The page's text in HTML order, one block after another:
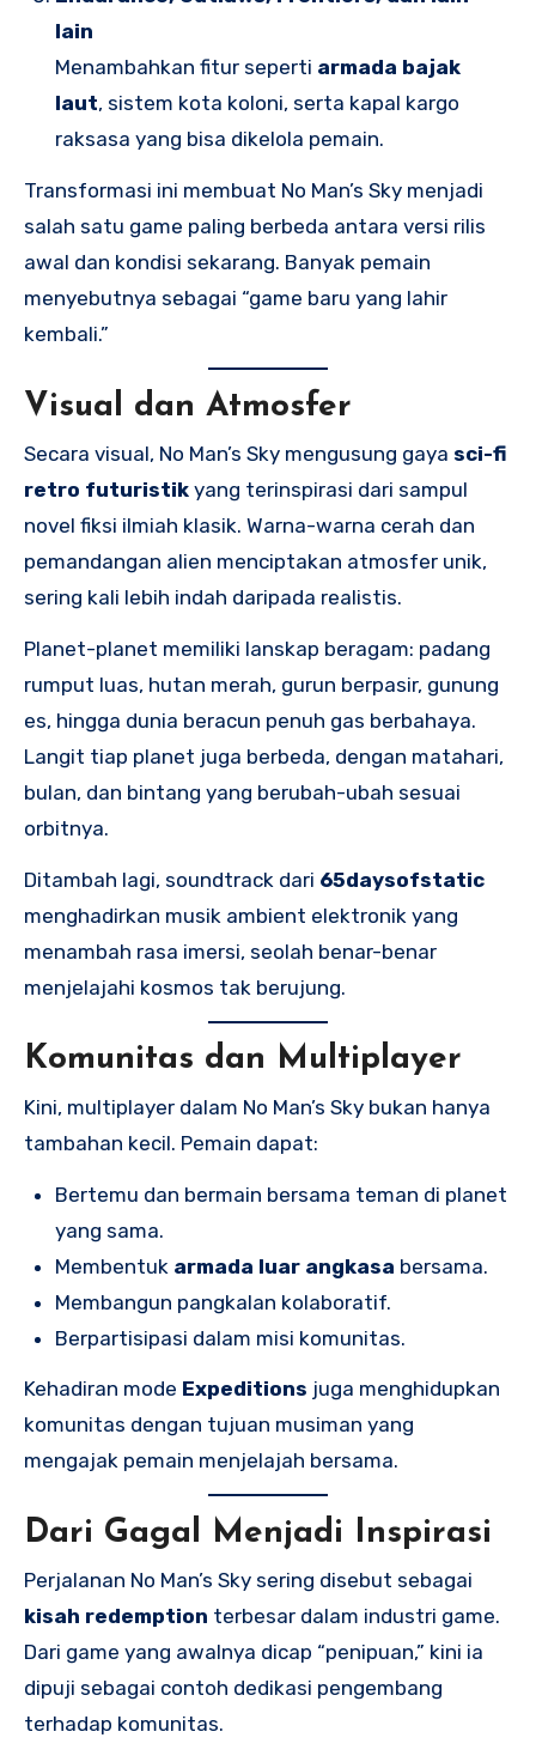
lain
Menambahkan fitur seperti armada bajak
laut, sistem kota koloni, serta kapal kargo
raksasa yang bisa dikelola pemain.
Transformasi ini membuat No Man’s Sky menjadi
salah satu game paling berbeda antara versi rilis
awal dan kondisi sekarang. Banyak pemain
menyebutnya sebagai “game baru yang lahir
kembali.”
Visual dan Atmosfer
Secara visual, No Man’s Sky mengusung gaya sci-fi
retro futuristik yang terinspirasi dari sampul
novel fiksi ilmiah klasik. Warna-warna cerah dan
pemandangan alien menciptakan atmosfer unik,
sering kali lebih indah daripada realistis.
Planet-planet memiliki lanskap beragam: padang
rumput luas, hutan merah, gurun berpasir, gunung
es, hingga dunia beracun penuh gas berbahaya.
Langit tiap planet juga berbeda, dengan matahari,
bulan, dan bintang yang berubah-ubah sesuai
orbitnya.
Ditambah lagi, soundtrack dari 65daysofstatic
menghadirkan musik ambient elektronik yang
menambah rasa imersi, seolah benar-benar
menjelajahi kosmos tak berujung.
Komunitas dan Multiplayer
Kini, multiplayer dalam No Man’s Sky bukan hanya
tambahan kecil. Pemain dapat:
Bertemu dan bermain bersama teman di planet
yang sama.
Membentuk armada luar angkasa bersama.
Membangun pangkalan kolaboratif.
Berpartisipasi dalam misi komunitas.
Kehadiran mode Expeditions juga menghidupkan
komunitas dengan tujuan musiman yang
mengajak pemain menjelajah bersama.
Dari Gagal Menjadi Inspirasi
Perjalanan No Man’s Sky sering disebut sebagai
kisah redemption terbesar dalam industri game.
Dari game yang awalnya dicap “penipuan,” kini ia
dipuji sebagai contoh dedikasi pengembang
terhadap komunitas.